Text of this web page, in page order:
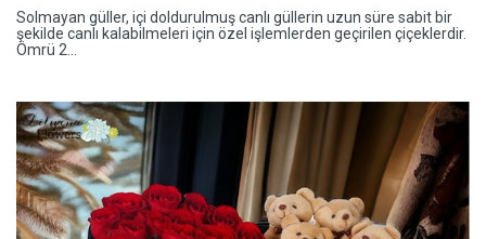
Solmayan güller, içi doldurulmuş canlı güllerin uzun süre sabit bir
şekilde canlı kalabilmeleri için özel işlemlerden geçirilen çiçeklerdir.
Ömrü 2...